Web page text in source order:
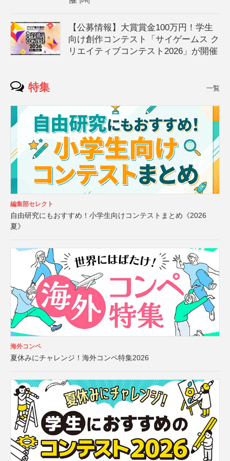
【公募情報】大賞賞金100万円！学生
向け創作コンテスト「サイゲームス ク
リエイティブコンテスト2026」が開催
特集 一覧
編集部セレクト
自由研究にもおすすめ！小学生向けコンテストまとめ《2026
夏》
海外コンペ
夏休みにチャレンジ！海外コンペ特集2026